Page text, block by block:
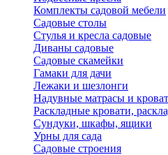
Комплекты садовой мебели
Садовые столы
Стулья и кресла садовые
Диваны садовые
Садовые скамейки
Гамаки для дачи
Лежаки и шезлонги
Надувные матрасы и
Раскладные кровати,
Сундуки, шкафы, ящики
Урны для сада
Садовые строения